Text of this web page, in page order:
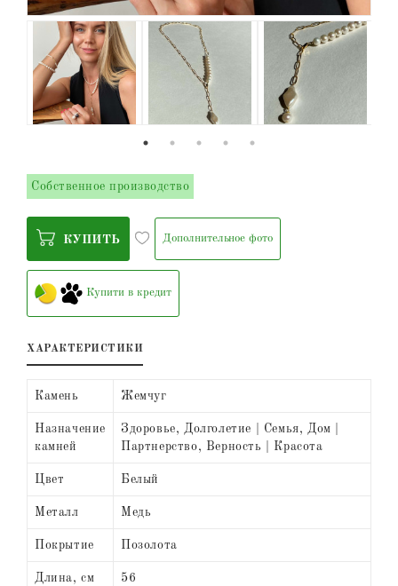
Собственное производство
КУПИТЬ Дополнительное фото
Купити в кредит
ХАРАКТЕРИСТИКИ
Камень Жемчуг
Назначение
камней
Здоровье, Долголетие | Семья, Дом |
Партнерство, Верность | Красота
Цвет Белый
Металл Медь
Покрытие Позолота
Длина, см 56